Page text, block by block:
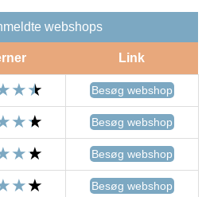
webshops
Link
Besøg webshop
Besøg webshop
Besøg webshop
Besøg webshop